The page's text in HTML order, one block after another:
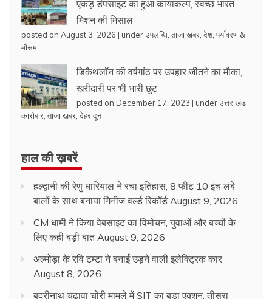
एकड़ डंपसाइट का हुआ कायाकल्प, स्वच्छ भारत
मिशन की मिसाल
posted on August 3, 2026 | underउपलब्धि ताजा खबर देश, पर्यावरण &
मौसम
डिकैथलॉन की वर्षगांठ पर उपहार जीतने का मौका,
खरीदारी पर भी भारी छूट
posted on December 17, 2023 | underउत्तराखंड
कारोबार ताजा खबर देहरादून
हाल की ख़बरें
हल्द्वानी की रेणु धारियाल ने रचा इतिहास, 8 फीट 10 इंच लंबे
बालों के साथ बनाया गिनीज वर्ल्ड रिकॉर्ड August 9, 2026
CM धामी ने किया वेबसाइट का विमोचन, युवाओं और बच्चों के
लिए कही बड़ी बात August 9, 2026
अल्मोड़ा के रवि टम्टा ने बनाई उड़ने वाली इलेक्ट्रिक कार
August 8, 2026
बद्रीनाथ चढ़ावा चोरी मामले में SIT का बड़ा एक्शन, तीसरा